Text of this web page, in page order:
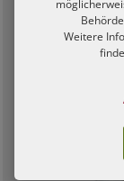
Weitere